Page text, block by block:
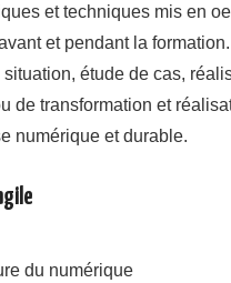
et techniques mis en
et pendant la formation.
étude de cas,
de transformation et
numérique et durable.
du numérique